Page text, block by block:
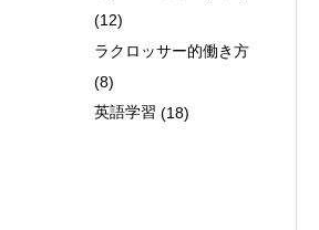
(12)
ラクロッサー的働き方
(8)
英語学習 (18)